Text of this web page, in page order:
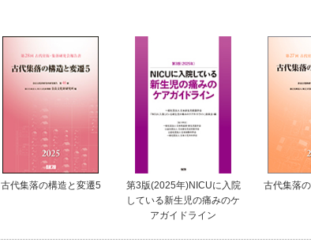
古代集落の構造と変遷5
第3版(2025年)NICUに入院
している新生児の痛みのケ
アガイドライン
古代集落